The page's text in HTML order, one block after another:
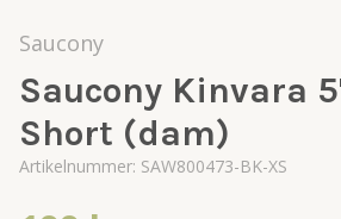
Saucony
Saucony Kinvara
Short (dam)
Artikelnummer: SAW800473-BK-XS